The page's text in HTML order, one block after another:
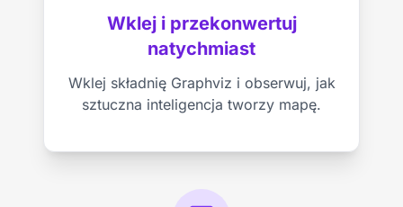
Wklej i przekonwertuj
natychmiast
Wklej składnię Graphviz i obserwuj, jak
sztuczna inteligencja tworzy mapę.